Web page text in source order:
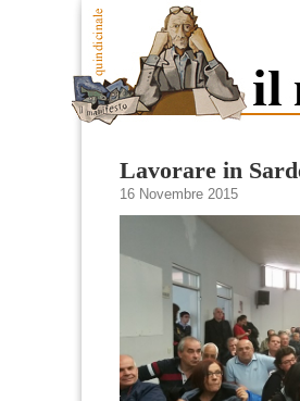
Lavorare in
16 Novembre 2015